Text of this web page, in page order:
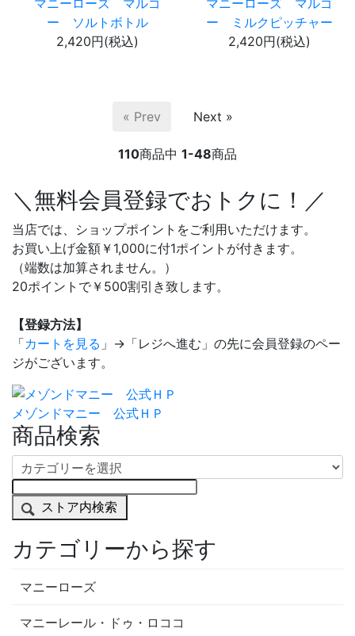
ー ソルトボトル
2,420円(税込)
ー ミルクピッチャー
2,420円(税込)
« Prev Next »
110商品中 1-48商品
＼無料会員登録でおトクに！／
当店では、ショップポイントをご利用いただけます。
お買い上げ金額￥1,000に付1ポイントが付きます。
（端数は加算されません。）
20ポイントで￥500割引き致します。
【登録方法】
「カートを見る 」→「レジへ進む」の先に会員登録のペー
ジがございます。
メゾンドマニー 公式ＨＰ
商品検索
ストア内検索
カテゴリーから探す
マニーローズ
マニーレール・ドゥ・ロココ